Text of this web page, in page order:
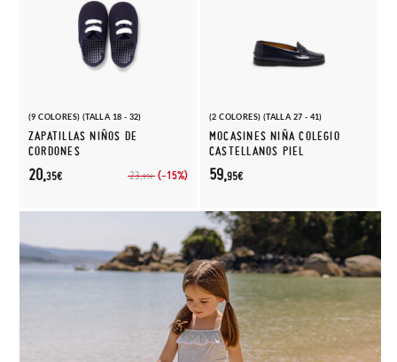
(9 COLORES) (TALLA 18 - 32)
ZAPATILLAS NIÑOS DE
CORDONES
23,95€ (-15%)
20,35€
(2 COLORES) (TALLA 27 - 41)
MOCASINES NIÑA COLEGIO
CASTELLANOS PIEL
59,95€